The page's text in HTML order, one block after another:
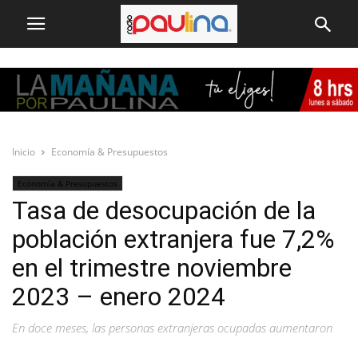
Inicio Economía & Presupuestos
Economía & Presupuestos
Tasa de desocupación de la
población extranjera fue 7,2%
en el trimestre noviembre
2023 – enero 2024
En doce meses, las personas extranjeras ocupadas aumentaron